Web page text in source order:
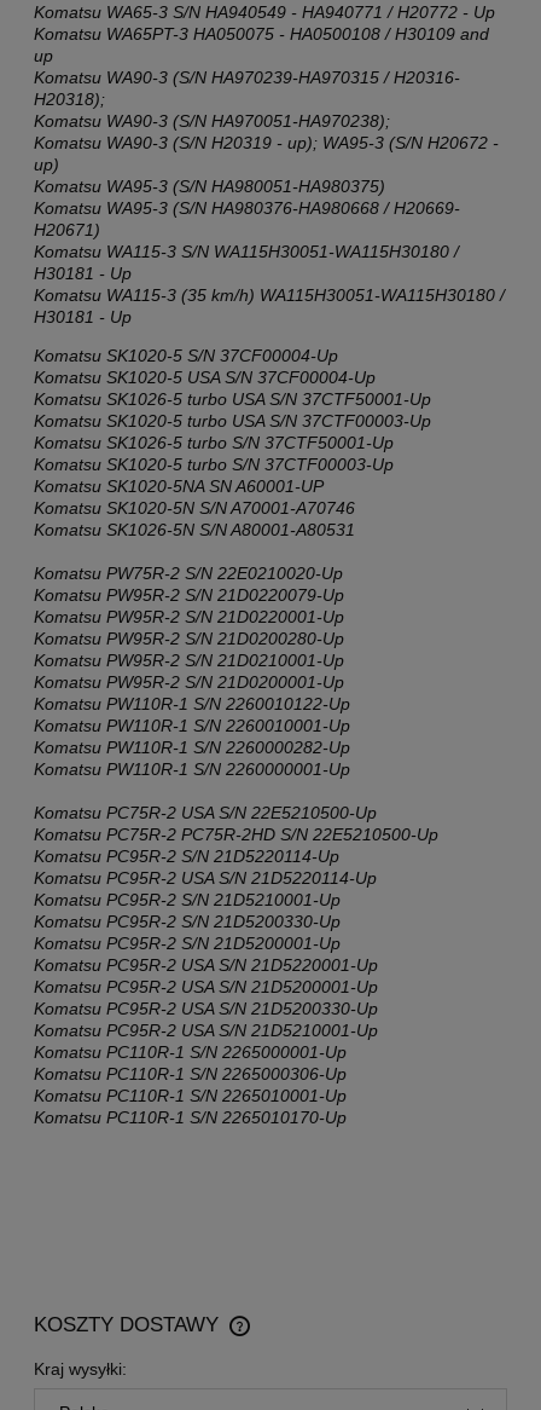
Komatsu WA65-3 S/N HA940549 - HA940771 / H20772 - Up
Komatsu WA65PT-3 HA050075 - HA0500108 / H30109 and
up
Komatsu WA90-3 (S/N HA970239-HA970315 / H20316-
H20318);
Komatsu WA90-3 (S/N HA970051-HA970238);
Komatsu WA90-3 (S/N H20319 - up); WA95-3 (S/N H20672 -
up)
Komatsu WA95-3 (S/N HA980051-HA980375)
Komatsu WA95-3 (S/N HA980376-HA980668 / H20669-
H20671)
Komatsu WA115-3 S/N WA115H30051-WA115H30180 /
H30181 - Up
Komatsu WA115-3 (35 km/h) WA115H30051-WA115H30180 /
H30181 - Up
Komatsu SK1020-5 S/N 37CF00004-Up
Komatsu SK1020-5 USA S/N 37CF00004-Up
Komatsu SK1026-5 turbo USA S/N 37CTF50001-Up
Komatsu SK1020-5 turbo USA S/N 37CTF00003-Up
Komatsu SK1026-5 turbo S/N 37CTF50001-Up
Komatsu SK1020-5 turbo S/N 37CTF00003-Up
Komatsu SK1020-5NA SN A60001-UP
Komatsu SK1020-5N S/N A70001-A70746
Komatsu SK1026-5N S/N A80001-A80531
Komatsu PW75R-2 S/N 22E0210020-Up
Komatsu PW95R-2 S/N 21D0220079-Up
Komatsu PW95R-2 S/N 21D0220001-Up
Komatsu PW95R-2 S/N 21D0200280-Up
Komatsu PW95R-2 S/N 21D0210001-Up
Komatsu PW95R-2 S/N 21D0200001-Up
Komatsu PW110R-1 S/N 2260010122-Up
Komatsu PW110R-1 S/N 2260010001-Up
Komatsu PW110R-1 S/N 2260000282-Up
Komatsu PW110R-1 S/N 2260000001-Up
Komatsu PC75R-2 USA S/N 22E5210500-Up
Komatsu PC75R-2 PC75R-2HD S/N 22E5210500-Up
Komatsu PC95R-2 S/N 21D5220114-Up
Komatsu PC95R-2 USA S/N 21D5220114-Up
Komatsu PC95R-2 S/N 21D5210001-Up
Komatsu PC95R-2 S/N 21D5200330-Up
Komatsu PC95R-2 S/N 21D5200001-Up
Komatsu PC95R-2 USA S/N 21D5220001-Up
Komatsu PC95R-2 USA S/N 21D5200001-Up
Komatsu PC95R-2 USA S/N 21D5200330-Up
Komatsu PC95R-2 USA S/N 21D5210001-Up
Komatsu PC110R-1 S/N 2265000001-Up
Komatsu PC110R-1 S/N 2265000306-Up
Komatsu PC110R-1 S/N 2265010001-Up
Komatsu PC110R-1 S/N 2265010170-Up
KOSZTY DOSTAWY
CENA NIE ZAWIERA EWENTUALNYCH KOSZTÓW
PŁATNOŚCI
Kraj wysyłki: